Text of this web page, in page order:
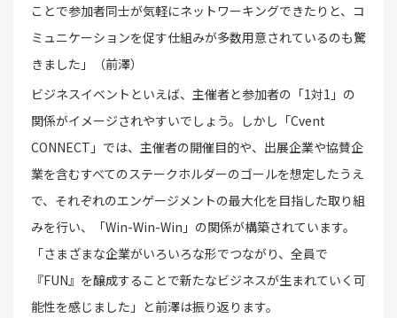
ことで参加者同士が気軽にネットワーキングできたりと、コ
ミュニケーションを促す仕組みが多数用意されているのも驚
きました」（前澤）
ビジネスイベントといえば、主催者と参加者の「1対1」の
関係がイメージされやすいでしょう。しかし「Cvent
CONNECT」では、主催者の開催目的や、出展企業や協賛企
業を含むすべてのステークホルダーのゴールを想定したうえ
で、それぞれのエンゲージメントの最大化を目指した取り組
みを行い、「Win-Win-Win」の関係が構築されています。
「さまざまな企業がいろいろな形でつながり、全員で
『FUN』を醸成することで新たなビジネスが生まれていく可
能性を感じました」と前澤は振り返ります。